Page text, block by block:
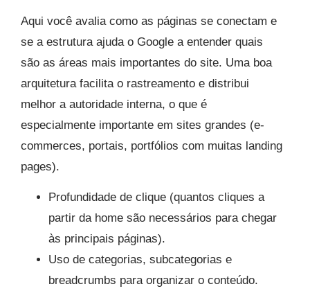
Aqui você avalia como as páginas se conectam e
se a estrutura ajuda o Google a entender quais
são as áreas mais importantes do site. Uma boa
arquitetura facilita o rastreamento e distribui
melhor a autoridade interna, o que é
especialmente importante em sites grandes (e-
commerces, portais, portfólios com muitas landing
pages).
Profundidade de clique (quantos cliques a
partir da home são necessários para chegar
às principais páginas).
Uso de categorias, subcategorias e
breadcrumbs para organizar o conteúdo.